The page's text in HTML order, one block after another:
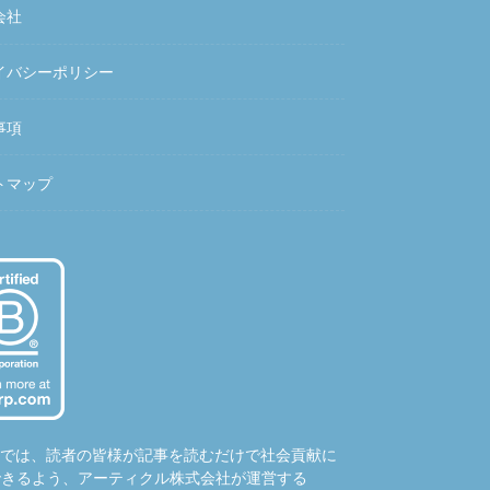
社
バシーポリシー
項
マップ
は、読者の皆様が記事を読むだけで社会貢献に
るよう、アーティクル株式会社が運営する